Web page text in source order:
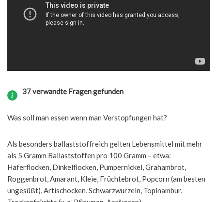
37 verwandte Fragen gefunden
Was soll man essen wenn man Verstopfungen hat?
Als besonders ballaststoffreich gelten Lebensmittel mit mehr
als 5 Gramm Ballaststoffen pro 100 Gramm – etwa:
Haferflocken, Dinkelflocken, Pumpernickel, Grahambrot,
Roggenbrot, Amarant, Kleie, Früchtebrot, Popcorn (am besten
ungesüßt), Artischocken, Schwarzwurzeln, Topinambur,